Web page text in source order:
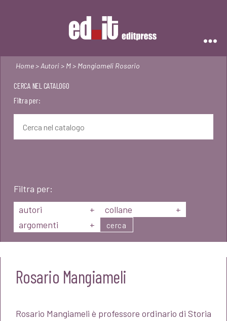
Home> Autori> M> Mangiameli Rosario
CERCA NEL CATALOGO
Filtra per:
Filtra per:
autori
+ collane
+
argomenti
+ cerca
Rosario Mangiameli
Rosario Mangiameli è professore ordinario di Storia